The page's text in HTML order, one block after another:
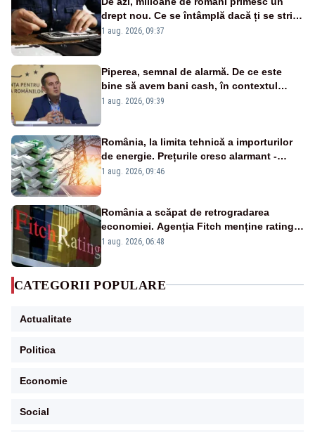
drept nou. Ce se întâmplă dacă ți se strică
un produs
1 aug. 2026, 09:37
Piperea, semnal de alarmă. De ce este
bine să avem bani cash, în contextul
alertei energetice?
1 aug. 2026, 09:39
România, la limita tehnică a importurilor
de energie. Prețurile cresc alarmant -
Analiză Realitatea Plus
1 aug. 2026, 09:46
România a scăpat de retrogradarea
economiei. Agenția Fitch menține ratingul
„BBB-” cu perspectivă negativă
1 aug. 2026, 06:48
CATEGORII POPULARE
Actualitate
Politica
Economie
Social